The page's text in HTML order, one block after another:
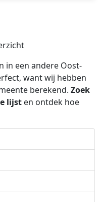
in een andere Oost-
want wij hebben
berekend. Zoek
lijst en ontdek hoe